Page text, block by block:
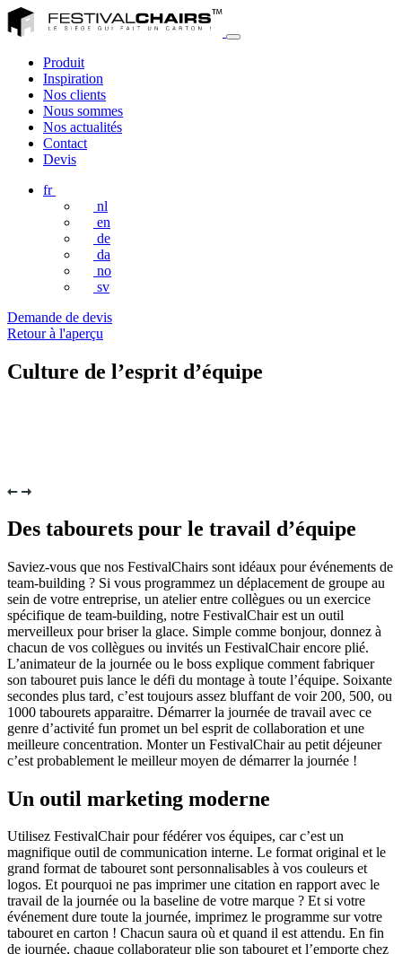
Produit
Inspiration
Nos clients
Nous sommes
Nos actualités
Contact
Devis
fr
nl
en
de
da
no
sv
Demande de devis
Retour à l'aperçu
Culture de l’esprit d’équipe
Des tabourets pour le travail d’équipe
Saviez-vous que nos FestivalChairs sont idéaux pour événements de
team-building ? Si vous programmez un déplacement de groupe au
sein de votre entreprise, un atelier entre collègues ou un exercice
spécifique de team-building, notre FestivalChair est un outil
merveilleux pour briser la glace. Simple comme bonjour, donnez à
chacun de vos collègues ou invités un FestivalChair encore plié.
L’animateur de la journée ou le boss explique comment fabriquer
son tabouret puis lance le défi du montage à toute l’équipe. Soixante
secondes plus tard, c’est toujours assez bluffant de voir 200, 500, ou
1000 tabourets apparaitre. Démarrer la journée de travail avec ce
genre d’activité fun promet un bel esprit de collaboration et une
meilleure concentration. Monter un FestivalChair au petit déjeuner
c’est probablement le meilleur moyen de démarrer la journée !
Un outil marketing moderne
Utilisez FestivalChair pour fédérer vos équipes, car c’est un
magnifique outil de communication interne. Le format original et le
grand format de tabouret sont personnalisables à vos couleurs et
logos. Et pourquoi ne pas imprimer une citation en rapport avec le
travail de la journée ou la baseline de votre marque ? Et si votre
événement dure toute la journée, imprimez le programme sur votre
tabouret en carton ! Chacun saura où et quand il est attendu. En fin
de journée, chaque collaborateur plie son tabouret et l’emporte chez